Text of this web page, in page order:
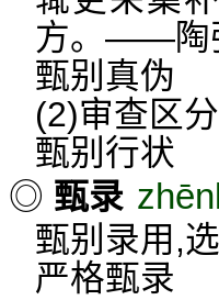
方。——陶
甄别真伪
(2)审查区分
甄别行状
◎ 甄录
甄别录用,
严格甄录